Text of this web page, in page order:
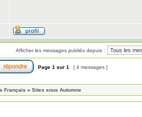
Afficher les messages publiés depuis :
Page 1 sur 1 [ 4 messages ]
Français » Sites sous Automne